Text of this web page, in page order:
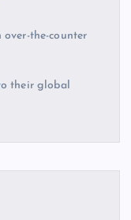
the-counter
their global